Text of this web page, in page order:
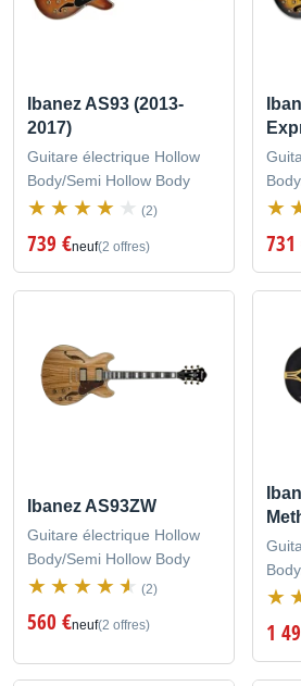
Ibanez AS93 (2013-
2017)
Guitare électrique Hollow
Body/Semi Hollow Body
(2)
739 €neuf(2 offres) 731
Ibanez AS93ZW
Guitare électrique Hollow
Body/Semi Hollow Body
(2)
560 €neuf(2 offres) 1